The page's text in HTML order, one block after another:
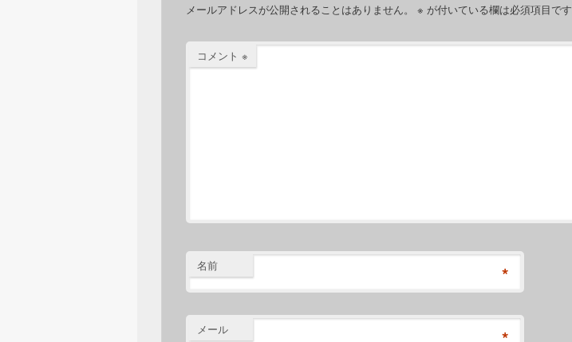
メールアドレスが公開されることはありません。 ※ が付いている欄は必須項目です
コメント ※
名前 *
メール